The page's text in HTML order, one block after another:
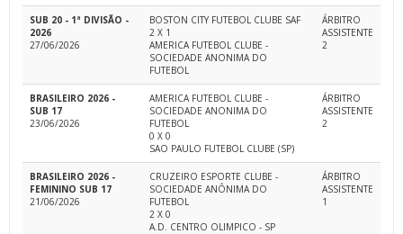
SUB 20 - 1ª DIVISÃO -
2026
27/06/2026
BOSTON CITY FUTEBOL CLUBE SAF
2 X 1
AMERICA FUTEBOL CLUBE -
SOCIEDADE ANONIMA DO
FUTEBOL
ÁRBITRO
ASSISTENTE
2
BRASILEIRO 2026 -
SUB 17
23/06/2026
AMERICA FUTEBOL CLUBE -
SOCIEDADE ANONIMA DO
FUTEBOL
0 X 0
SAO PAULO FUTEBOL CLUBE (SP)
ÁRBITRO
ASSISTENTE
2
BRASILEIRO 2026 -
FEMININO SUB 17
21/06/2026
CRUZEIRO ESPORTE CLUBE -
SOCIEDADE ANÔNIMA DO
FUTEBOL
2 X 0
A.D. CENTRO OLIMPICO - SP
ÁRBITRO
ASSISTENTE
1